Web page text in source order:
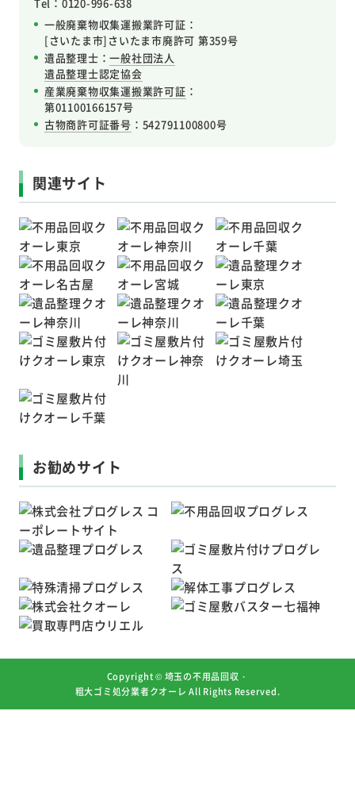
Tel：0120-996-638
一般廃棄物収集運搬業許可証：
[さいたま市]さいたま市廃許可 第359号
遺品整理士：一般社団法人
遺品整理士認定協会
産業廃棄物収集運搬業許可証 ：
第01100166157号
古物商許可証番号 ：542791100800号
関連サイト
お勧めサイト
Copyright © 埼玉の不用品回収・
粗大ゴミ処分業者クオーレ All Rights Reserved.